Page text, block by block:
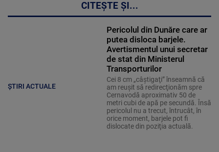
CITEȘTE ȘI...
ȘTIRI ACTUALE
Pericolul din Dunăre care ar
putea disloca barjele.
Avertismentul unui secretar
de stat din Ministerul
Transporturilor
Cei 8 cm „câştigaţi” înseamnă că
am reuşit să redirecţionăm spre
Cernavodă aproximativ 50 de
metri cubi de apă pe secundă. Însă
pericolul nu a trecut, întrucât, în
orice moment, barjele pot fi
dislocate din poziţia actuală.